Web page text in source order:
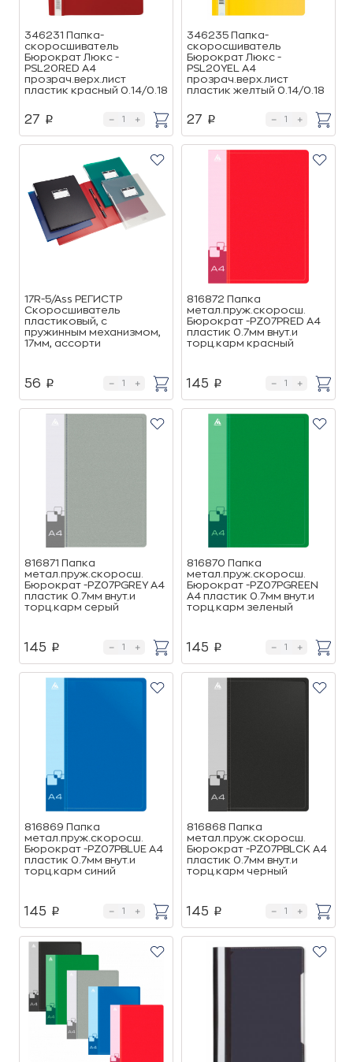
346231 Папка-
скоросшиватель
Бюрократ Люкс -
PSL20RED A4
прозрач.верх.лист
пластик красный 0.14/0.18
27 p
346235 Папка-
скоросшиватель
Бюрократ Люкс -
PSL20YEL A4
прозрач.верх.лист
пластик желтый 0.14/0.18
27 p
17R-5/Ass РЕГИСТР
Cкоросшиватель
пластиковый, с
пружинным механизмом,
17мм, ассорти
56 p
816872 Папка
метал.пруж.скоросш.
Бюрократ -PZ07PRED A4
пластик 0.7мм внут.и
торц.карм красный
145 p
816871 Папка
метал.пруж.скоросш.
Бюрократ -PZ07PGREY A4
пластик 0.7мм внут.и
торц.карм серый
145 p
816870 Папка
метал.пруж.скоросш.
Бюрократ -PZ07PGREEN
A4 пластик 0.7мм внут.и
торц.карм зеленый
145 p
816869 Папка
метал.пруж.скоросш.
Бюрократ -PZ07PBLUE A4
пластик 0.7мм внут.и
торц.карм синий
145 p
816868 Папка
метал.пруж.скоросш.
Бюрократ -PZ07PBLCK A4
пластик 0.7мм внут.и
торц.карм черный
145 p